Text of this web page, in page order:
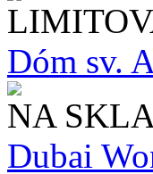
Dóm sv.
NA
Dubai